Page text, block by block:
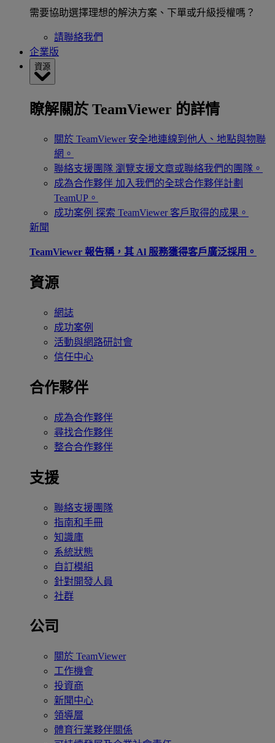
需要協助選擇理想的解決方案、下單或升級授權嗎？
請聯絡我們
企業版
資源
瞭解關於 TeamViewer 的詳情
關於 TeamViewer 安全地連線到他人、地點與物聯
網。
聯絡支援團隊 瀏覽支援文章或聯絡我們的團隊。
成為合作夥伴 加入我們的全球合作夥伴計劃
TeamUP。
成功案例 探索 TeamViewer 客戶取得的成果。
新聞
TeamViewer 報告稱，其 Al 服務獲得客戶廣泛採用。
資源
網誌
成功案例
活動與網路研討會
信任中心
合作夥伴
成為合作夥伴
尋找合作夥伴
整合合作夥伴
支援
聯絡支援團隊
指南和手冊
知識庫
系統狀態
自訂模組
針對開發人員
社群
公司
關於 TeamViewer
工作機會
投資商
新聞中心
領導層
體育行業夥伴關係